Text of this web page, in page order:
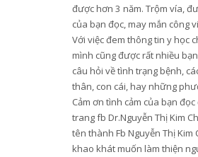
được hơn 3 năm. Trộm vía,
của bạn đọc, may mắn công
Với việc đem thông tin y học
mình cũng được rất nhiều
câu hỏi về tình trạng bệnh,
thân, con cái, hay những
Cảm ơn tình cảm của bạn
trang fb Dr.Nguyễn Thị Kim
tên thành Fb Nguyễn Thị Kim
khao khát muốn làm thiện